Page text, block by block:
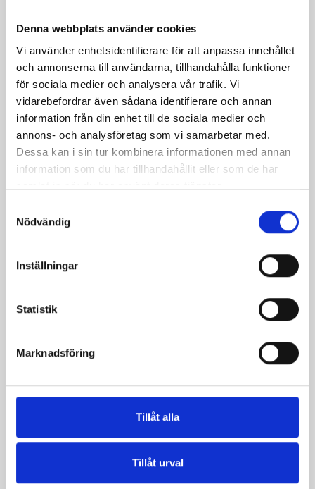
Denna webbplats använder cookies
Vi använder enhetsidentifierare för att anpassa innehållet
och annonserna till användarna, tillhandahålla funktioner
för sociala medier och analysera vår trafik. Vi
vidarebefordrar även sådana identifierare och annan
information från din enhet till de sociala medier och
annons- och analysföretag som vi samarbetar med.
Dessa kan i sin tur kombinera informationen med annan
information som du har tillhandahållit eller som de har
Nödvändig
Inställningar
Statistik
Marknadsföring
Tillåt alla
Tillåt urval
Champinjonsoppa
Smakrik kyckling